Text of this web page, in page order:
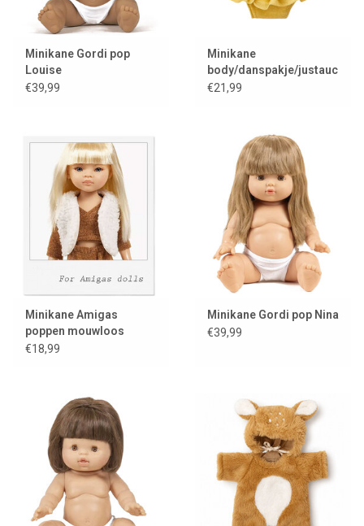
Minikane Gordi pop
Louise
€39,99
Minikane
body/danspakje/justaucorps
Maïa en lycra gold
€21,99
Minikane Amigas
poppen mouwloos
vestje van imitatiebont /
€18,99
Minikane Gordi pop Nina
€39,99